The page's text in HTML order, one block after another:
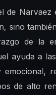
de
sino
de la
ayuda a
emocional,
de alto